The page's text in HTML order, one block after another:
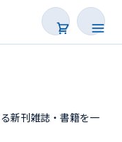
新刊雑誌・書籍を一